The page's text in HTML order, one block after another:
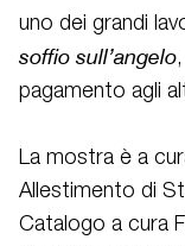
uno dei grandi
soffio sull’angelo
pagamento agli
La mostra è a
Allestimento di
Catalogo a cura